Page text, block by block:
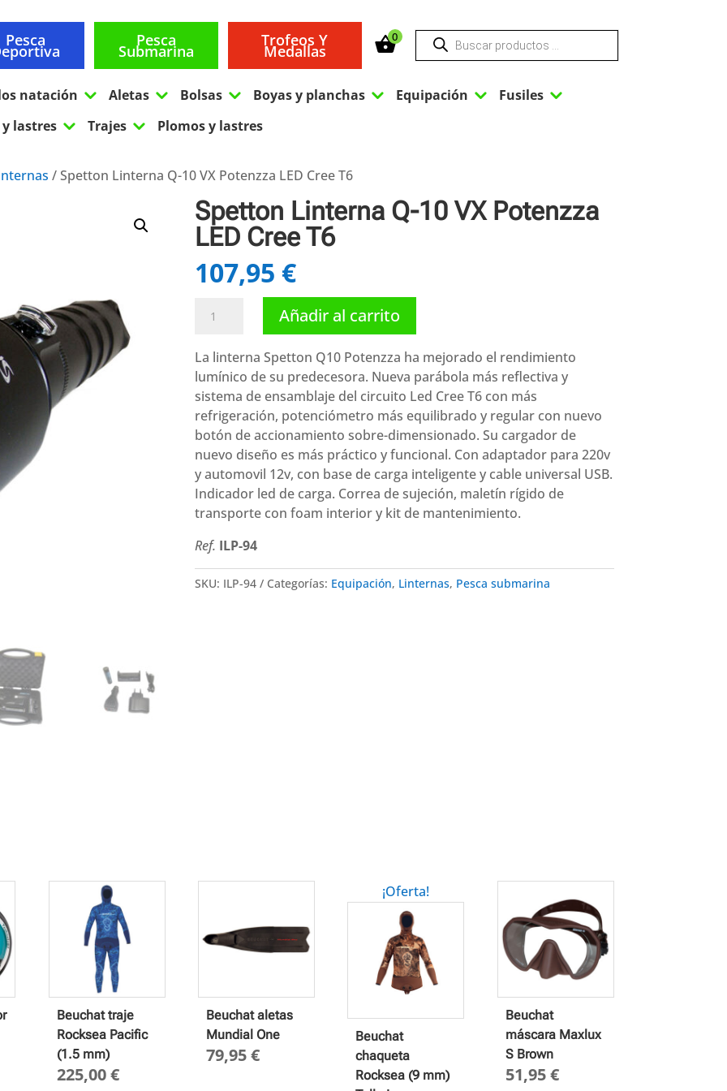
Pesca Pesca
Submarina
Trofeos Y
Medallas
0 Búsqueda
productos
natación 3 Aletas 3 Bolsas 3 Boyas y planchas 3 Equipación 3 Fusiles 3
lastres 3 Trajes 3 Plomos y lastres
/ Spetton Linterna Q-10 VX Potenzza LED Cree T6
Spetton Linterna Q-10 VX Potenzza
LED Cree T6
107,95 €
Linterna
10
VX
Potenzza
LED
Cree
T6
cantidad
Añadir al carrito
La linterna Spetton Q10 Potenzza ha mejorado el rendimiento
lumínico de su predecesora. Nueva parábola más reflectiva y
sistema de ensamblaje del circuito Led Cree T6 con más
refrigeración, potenciómetro más equilibrado y regular con nuevo
botón de accionamiento sobre-dimensionado. Su cargador de
nuevo diseño es más práctico y funcional. Con adaptador para 220v
y automovil 12v, con base de carga inteligente y cable universal USB.
Indicador led de carga. Correa de sujeción, maletín rígido de
transporte con foam interior y kit de mantenimiento.
Ref. ILP-94
SKU: ILP-94 Categorías: Equipación, Linternas, Pesca submarina
Beuchat traje
Rocksea Pacific
(1.5 mm)
225,00€
Beuchat aletas
Mundial One
79,95€
¡Oferta!
Beuchat
chaqueta
Rocksea (9 mm)
Beuchat
máscara Maxlux
S Brown
51,95€